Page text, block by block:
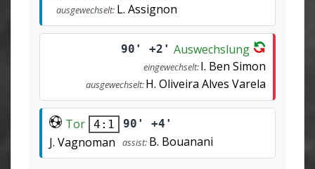
ausgewechselt: L. Assignon
90' +2' Auswechslung
eingewechselt:I. Ben Simon
ausgewechselt:H. Oliveira Alves Varela
Tor 4:1 90' +4'
J. Vagnoman assist: B. Bouanani